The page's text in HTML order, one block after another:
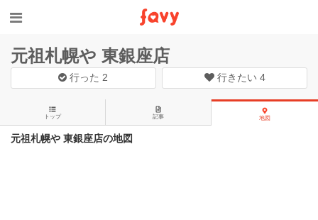
元祖札幌や 東銀座店
行った 2 行きたい 4
トップ 記事 地図
元祖札幌や 東銀座店の地図